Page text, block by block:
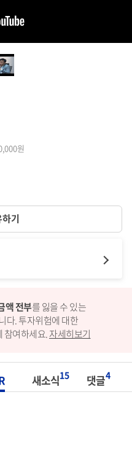
원
기
액 전부를 잃을 수 있는
다.투자위험에 대한
참여하세요.자세히보기
새소식15 댓글4